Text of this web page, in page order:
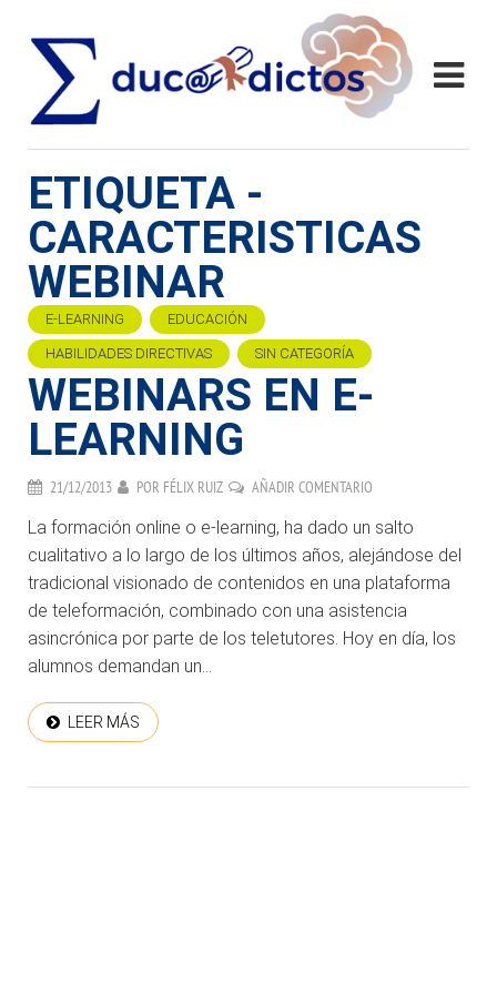
ETIQUETA -
CARACTERISTICAS
WEBINAR
E-LEARNING EDUCACIÓN
HABILIDADES DIRECTIVAS SIN CATEGORÍA
WEBINARS EN E-
LEARNING
21/12/2013 POR FÉLIX RUIZ AÑADIR COMENTARIO
La formación online o e-learning, ha dado un salto
cualitativo a lo largo de los últimos años, alejándose del
tradicional visionado de contenidos en una plataforma
de teleformación, combinado con una asistencia
asincrónica por parte de los teletutores. Hoy en día, los
alumnos demandan un...
LEER MÁS